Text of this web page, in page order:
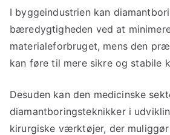
I byggeindustrien kan
bæredygtigheden ved at
materialeforbruget, mens den
kan føre til mere sikre og stabile
Desuden kan den medicinske
diamantboringsteknikker i
kirurgiske værktøjer, der